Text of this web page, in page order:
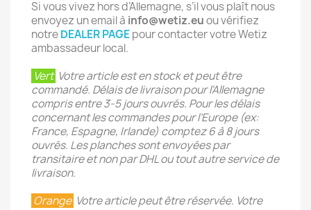
Si vous vivez hors d’Allemagne, s’il vous plaît nous
envoyez un email à info@wetiz.euou vérifiez
notreDEALER PAGEpour contacter votre Wetiz
ambassadeur local.
Vert Votre article est en stock et peut être
commandé. Délais de livraison pour l'Allemagne
compris entre 3-5 jours ouvrés. Pour les délais
concernant les commandes pour l’Europe (ex:
France, Espagne, Irlande) comptez 6 à 8 jours
ouvrés. Les planches sont envoyées par
transitaire et non par DHL ou tout autre service de
livraison.
Orange Votre article peut être réservée. Votre